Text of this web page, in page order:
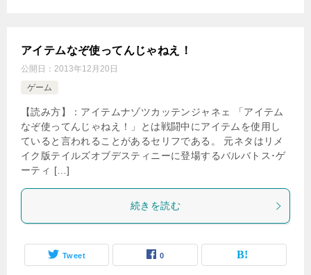
アイテムなぞ使ってんじゃねえ！
公開日： 2013年12月20日
ゲーム
【読み方】：アイテムナゾツカッテンジャネェ 「アイテム
なぞ使ってんじゃねえ！」とは戦闘中にアイテムを使用し
ていると言われることがあるセリフである。 元ネタはリメ
イク版テイルズオブデスティニーに登場するバルバトス･ゲ
ーティ […]
続きを読む
Tweet 0